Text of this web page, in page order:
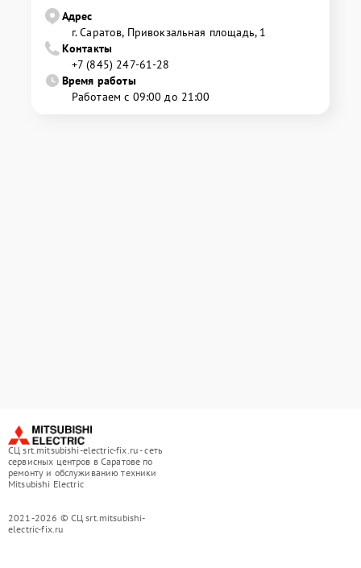
Адрес
г. Саратов, Привокзальная площадь, 1
Контакты
+7 (845) 247-61-28
Время работы
Работаем с 09:00 до 21:00
СЦ srt.mitsubishi-electric-fix.ru - сеть
сервисных центров в Саратове по
ремонту и обслуживанию техники
Mitsubishi Electric
2021-2026 © СЦ srt.mitsubishi-
electric-fix.ru